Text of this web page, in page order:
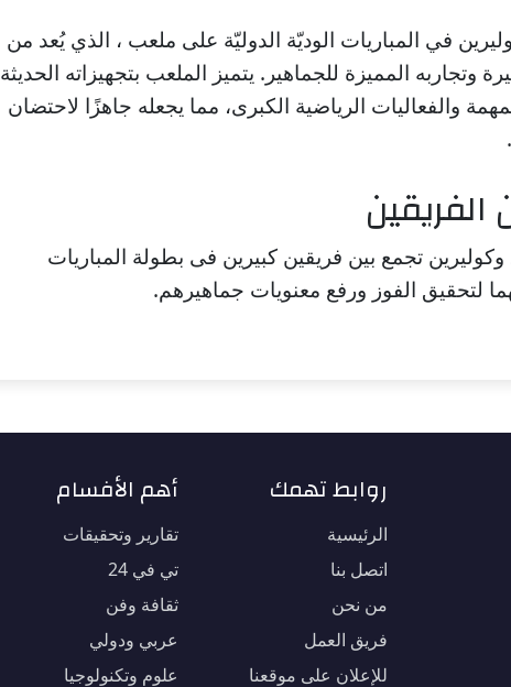
في المباريات الوديّة الدوليّة على ملعب ، الذي يُعد من
وتجاربه المميزة للجماهير. يتميز الملعب بتجهيزاته الحديثة
والفعاليات الرياضية الكبرى، مما يجعله جاهزًا لاحتضان
وكوليرين تجمع بين فريقين كبيرين فى بطولة المباريات
لتحقيق الفوز ورفع معنويات جماهيرهم.
روابط تهمك
الرئيسية
اتصل بنا
من نحن
فريق العمل
للإعلان على موقعنا
أهم الأفسام
تقارير وتحقيقات
تي في 24
ثقافة وفن
عربي ودولي
علوم وتكنولوجيا